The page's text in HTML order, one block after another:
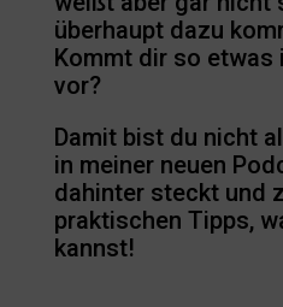
überhaupt dazu
Kommt dir so etwas
vor?
Damit bist du nicht
in meiner neuen
dahinter steckt und
praktischen Tipps,
kannst!